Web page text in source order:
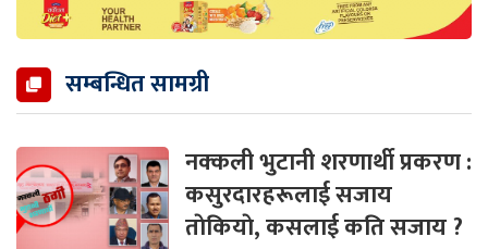
सम्बन्धित सामग्री
नक्कली भुटानी शरणार्थी प्रकरण :
कसुरदारहरूलाई सजाय
ताेकियाे, कसलाई कति सजाय ?